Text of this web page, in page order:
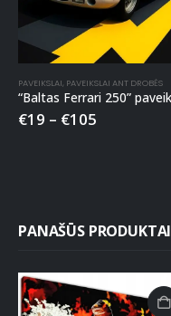
PAVEIKSLAI, PAVEIKSLAI ANT DROBĖS
€19 – €105
PANAŠŪS PRODUKTAI